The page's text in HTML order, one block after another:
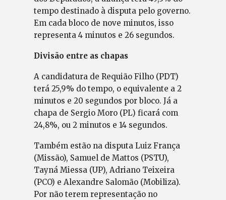
tempo destinado à disputa pelo governo.
Em cada bloco de nove minutos, isso
representa 4 minutos e 26 segundos.
Divisão entre as chapas
A candidatura de Requião Filho (PDT)
terá 25,9% do tempo, o equivalente a 2
minutos e 20 segundos por bloco. Já a
chapa de Sergio Moro (PL) ficará com
24,8%, ou 2 minutos e 14 segundos.
Também estão na disputa Luiz França
(Missão), Samuel de Mattos (PSTU),
Tayná Miessa (UP), Adriano Teixeira
(PCO) e Alexandre Salomão (Mobiliza).
Por não terem representação no